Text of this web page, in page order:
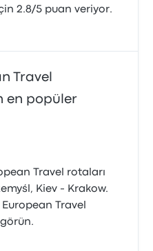
2.8/5 puan veriyor.
Travel
en popüler
Travel rotaları
Kiev - Krakow.
Travel